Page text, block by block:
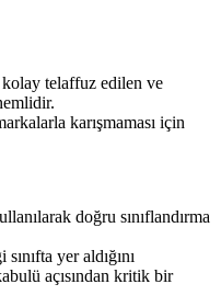
kolay telaffuz edilen ve
karışmaması için
doğru sınıflandırma
yer aldığını
açısından kritik bir